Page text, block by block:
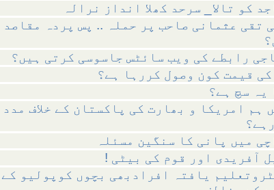
کو تالا_ سرحد کھلا انداز نرالہ
تقی عثمانی صاحب پر حملہ .. پس پردہ مقاصد
یہ سچ ہے؟
ہم امریکا و بھارت کی پاکستان کے خلاف
میں پانی کا سنگین مسئلہ
آفریدی اور قوم کی بیٹی
یافتہ افرادبھی بچوں کوپولیو